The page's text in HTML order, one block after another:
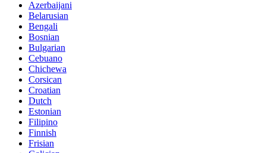
Azerbaijani
Belarusian
Bengali
Bosnian
Bulgarian
Cebuano
Chichewa
Corsican
Croatian
Dutch
Estonian
Filipino
Finnish
Frisian